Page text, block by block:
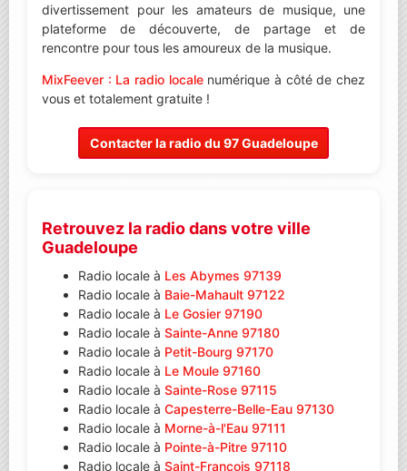
divertissement pour les amateurs de musique, une
plateforme de découverte, de partage et de
rencontre pour tous les amoureux de la musique.
MixFeever : La radio localenumérique à côté de chez
vous et totalement gratuite !
Contacter la radio du 97 Guadeloupe
Retrouvez la radio dans votre ville
Guadeloupe
Radio locale à Les Abymes 97139
Radio locale à Baie-Mahault 97122
Radio locale à Le Gosier 97190
Radio locale à Sainte-Anne 97180
Radio locale à Petit-Bourg 97170
Radio locale à Le Moule 97160
Radio locale à Sainte-Rose 97115
Radio locale à Capesterre-Belle-Eau 97130
Radio locale à Morne-à-l'Eau 97111
Radio locale à Pointe-à-Pitre 97110
Radio locale à Saint-François 97118